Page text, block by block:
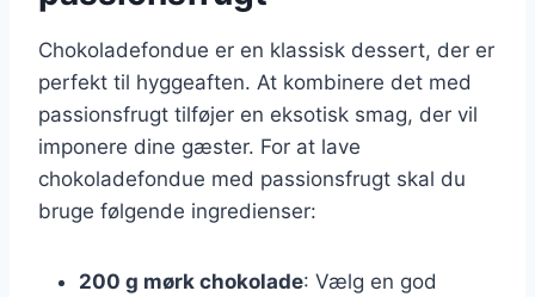
Chokoladefondue er en klassisk dessert, der er
perfekt til hyggeaften. At kombinere det med
passionsfrugt tilføjer en eksotisk smag, der vil
imponere dine gæster. For at lave
chokoladefondue med passionsfrugt skal du
bruge følgende ingredienser:
200 g mørk chokolade: Vælg en god